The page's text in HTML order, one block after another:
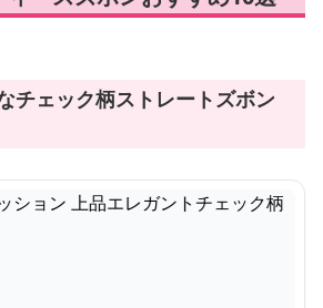
チェック柄ストレートズボン